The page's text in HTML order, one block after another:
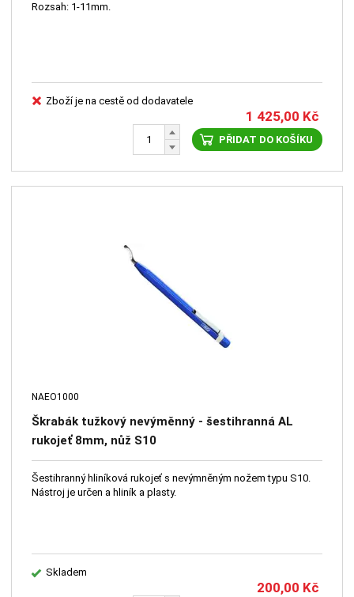
Rozsah: 1-11mm.
Zboží je na cestě od dodavatele
1 425,00 Kč
PŘIDAT DO KOŠÍKU
NAEO1000
Škrabák tužkový nevýměnný - šestihranná AL
rukojeť 8mm, nůž S10
Šestihranný hliníková rukojeť s nevýmněným nožem typu S10.
Nástroj je určen a hliník a plasty.
Skladem
200,00 Kč